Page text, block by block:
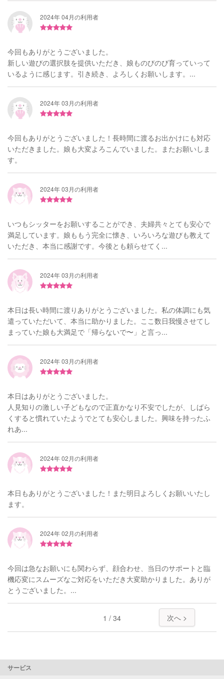
2024年 04月の利用者
今回もありがとうございました。
新しい遊びの選択肢を提供いただき、娘ものびのび育っていって
いるように感じます。引き続き、よろしくお願いします。...
2024年 03月の利用者
今回もありがとうございました！長時間に渡るお出かけにも対応
いただきました。娘も大変よろこんでいました。またお願いしま
す。
2024年 03月の利用者
いつもシッターをお願いすることができ、夫婦共々とても安心で
満足しています。娘ももう完全に懐き、いろいろな遊びも教えて
いただき、本当に感謝です。今後とも頼らせてく...
2024年 03月の利用者
本日は長い時間に渡りありがとうございました。私の体調にも気
遣っていただいて、本当に助かりました。ここ数日我慢させてし
まっていた娘も大満足で「帰らないで〜」と言っ...
2024年 03月の利用者
本日はありがとうございました。
人見知りの激しい子どもなので正直かなり不安でしたが、しばら
くすると慣れていたようでとても安心しました。興味を持ったふ
れあ...
2024年 02月の利用者
本日もありがとうございました！また明日よろしくお願いいたし
ます。
2024年 02月の利用者
今回は急なお願いにも関わらず、顔合わせ、当日のサポートと臨
機応変にスムーズなご対応をいただき大変助かりました。ありが
とうございました。...
1 / 34 次へ >
サービス